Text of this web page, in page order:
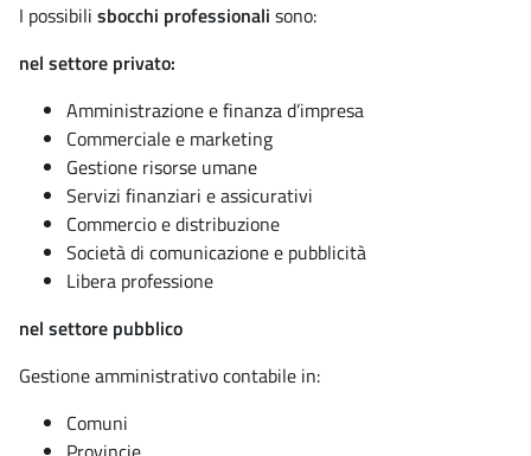
I possibili sbocchi professionali sono:
nel settore privato:
Amministrazione e finanza d’impresa
Commerciale e marketing
Gestione risorse umane
Servizi finanziari e assicurativi
Commercio e distribuzione
Società di comunicazione e pubblicità
Libera professione
nel settore pubblico
Gestione amministrativo contabile in:
Comuni